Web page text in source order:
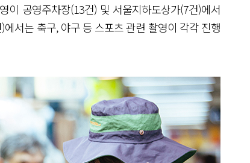
이 공영주차장(13건) 및 서울지하도상가(7건)에서
서는 축구, 야구 등 스포츠 관련 촬영이 각각 진행